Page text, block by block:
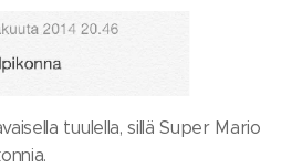
tuulella, sillä Super Mario